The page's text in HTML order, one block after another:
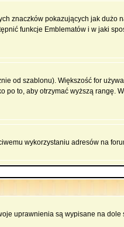
znaczków pokazujących jak dużo
funkcje Emblematów i w jaki
od szablonu). Większość for
to, aby otrzymać wyższą rangę.
wykorzystaniu adresów na
uprawnienia są wypisane na dole